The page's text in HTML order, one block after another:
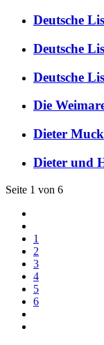
Deutsche
Deutsche
Deutsche
Die
Dieter Muck
Dieter und
Seite 1 von 6
1
2
3
4
5
6